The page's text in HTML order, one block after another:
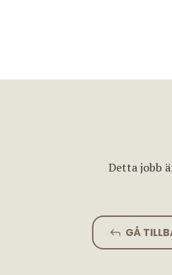
Detta jobb
GÅ